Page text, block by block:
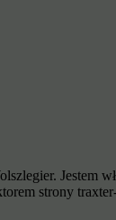
Jestem
strony